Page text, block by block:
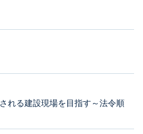
れる建設現場を目指す～法令順